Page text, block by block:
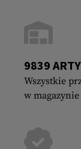
9839
Wszystkie
w